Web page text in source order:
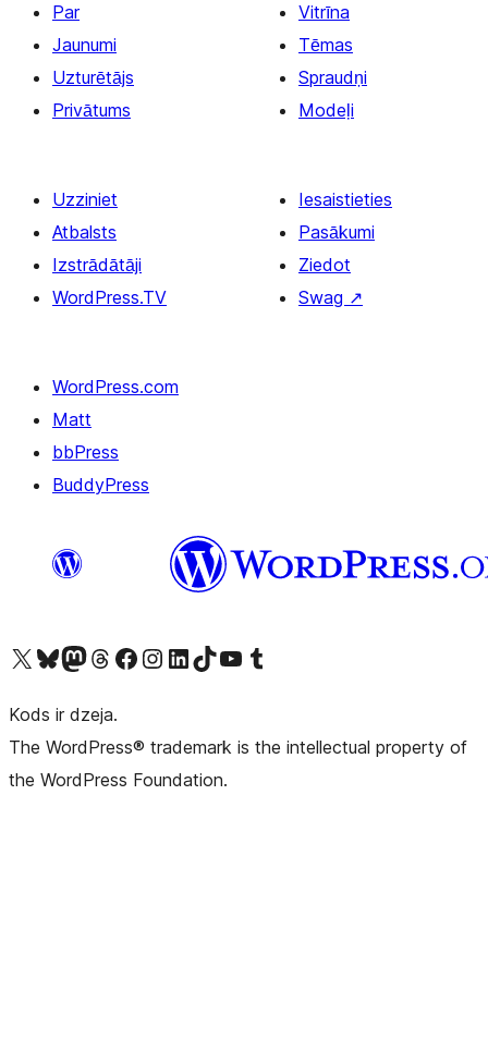
Par
Jaunumi
Uzturētājs
Privātums
Vitrīna
Tēmas
Spraudņi
Modeļi
Uzziniet
Atbalsts
Izstrādātāji
WordPress.TV
Iesaistieties
Pasākumi
Ziedot
Swag ↗
WordPress.com
Matt
bbPress
BuddyPress
Apmeklējiet mūsu X (agrāk Twitter) kontu
Apmeklējiet mūsu Bluesky kontu
Apmeklējiet mūsu Mastodon kontu
Apmeklējiet mūsu Threads kontu
Apmeklējiet mūsu Facebook lapuApmeklējiet mūsu Instagram kontu
Apmeklējiet mūsu LinkedIn kontu
Apmeklējiet mūsu TikTok kontu
Apmeklējiet mūsu YouTube kanālu
Apmeklējiet mūsu Tumblr kontu
Kods ir dzeja.
The WordPress® trademark is the intellectual property of
the WordPress Foundation.